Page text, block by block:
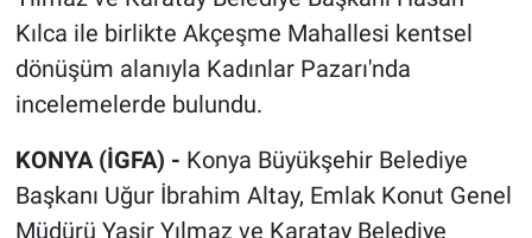
Kılca ile birlikte Akçeşme Mahallesi kentsel
dönüşüm alanıyla Kadınlar Pazarı'nda
incelemelerde bulundu.
KONYA (İGFA) - Konya Büyükşehir Belediye
Başkanı Uğur İbrahim Altay, Emlak Konut Genel
Müdürü Yasir Yılmaz ve Karatay Belediye